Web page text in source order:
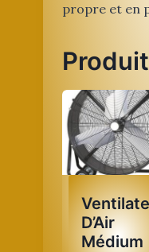
propre et en
D’Air
Médium